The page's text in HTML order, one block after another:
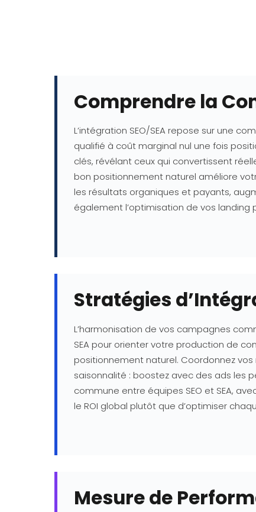
Comprendre la
L’intégration SEO/SEA repose sur une
qualifié à coût marginal nul une fois
clés, révélant ceux qui convertissent
bon positionnement naturel améliore
les résultats organiques et payants,
également l’optimisation de vos landing
Stratégies
L’harmonisation de vos campagnes
SEA pour orienter votre production de
positionnement naturel. Coordonnez
saisonnalité : boostez avec des ads les
commune entre équipes SEO et SEA,
le ROI global plutôt que d’optimiser
Mesure de